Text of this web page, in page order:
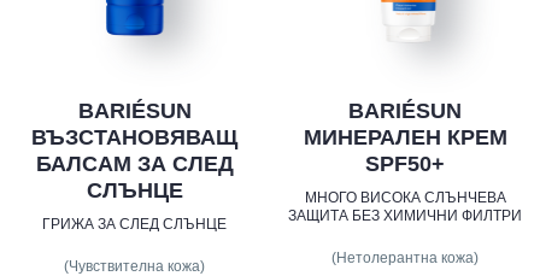
BARIÉSUN
ВЪЗСТАНОВЯВАЩ
БАЛСАМ ЗА СЛЕД
СЛЪНЦЕ
ГРИЖА ЗА СЛЕД СЛЪНЦЕ
(Чувствителна кожа)
BARIÉSUN
МИНЕРАЛЕН КРЕМ
SPF50+
МНОГО ВИСОКА СЛЪНЧЕВА
ЗАЩИТА БЕЗ ХИМИЧНИ ФИЛТРИ
(Нетолерантна кожа)